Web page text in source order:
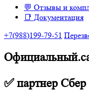
💬 Отзывы и
📑 Документация
+7(988)199-79-51
✅ партнер